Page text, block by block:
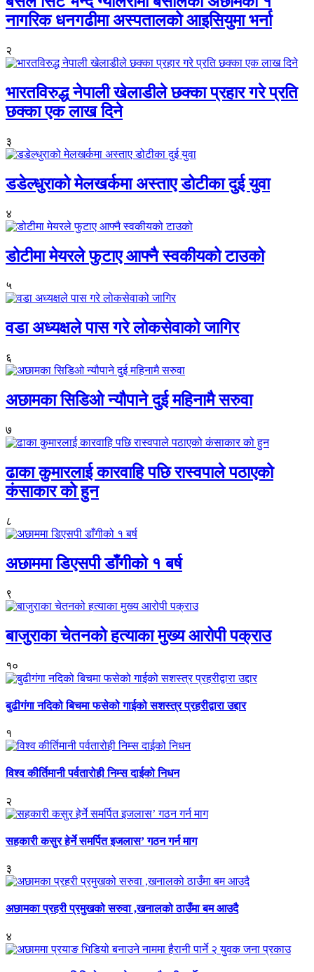
नागरिक धनगढीमा अस्पतालको आइसियुमा भर्ना
२
भारतविरुद्ध नेपाली खेलाडीले छक्का प्रहार गरे प्रति
छक्का एक लाख दिने
३
डडेल्धुराको मेलखर्कमा अस्ताए डोटीका दुई युवा
४
डोटीमा मेयरले फुटाए आफ्नै स्वकीयको टाउको
५
वडा अध्यक्षले पास गरे लोकसेवाको जागिर
६
अछामका सिडिओ न्यौपाने दुई महिनामै सरुवा
७
ढाका कुमारलाई कारवाहि पछि रास्वपाले पठाएको
कंसाकार को हुन
८
अछाममा डिएसपी डाँगीको १ बर्ष
९
बाजुराका चेतनको हत्याका मुख्य आरोपी पक्राउ
१०
बुढीगंगा नदिको बिचमा फसेको गाईको सशस्त्र प्रहरीद्वारा उद्दार
१
विश्व कीर्तिमानी पर्वतारोही निम्स दाईको निधन
२
सहकारी कसुर हेर्ने समर्पित इजलास’ गठन गर्न माग
३
अछामका प्रहरी प्रमुखको सरुवा ,खनालको ठाउँमा बम आउदै
४